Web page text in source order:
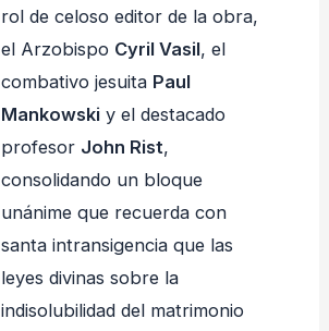
rol de celoso editor de la obra,
el Arzobispo Cyril Vasil, el
combativo jesuita Paul
Mankowski y el destacado
profesor John Rist,
consolidando un bloque
unánime que recuerda con
santa intransigencia que las
leyes divinas sobre la
indisolubilidad del matrimonio